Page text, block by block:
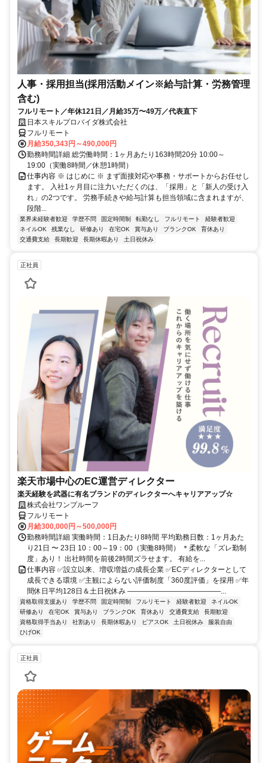
人事・採用担当(採用活動メイン※給与計算・労務管理
含む)
フルリモート／年休121日／月給35万〜49万／代表直下
日本スキルプロバイダ株式会社
フルリモート
月給350,343円～490,000円
勤務時間詳細 総労働時間：1ヶ月あたり163時間20分 10:00～
19:00（実働8時間／休憩1時間）
仕事内容 ※ はじめに ※ まず面接対応や事務・サポートからお任せし
ます。 入社1ヶ月目に注力いただくのは、「採用」と「新人の受け入
れ」の2つです。 労務手続きや給与計算も担当領域に含まれますが、
段階...
業界未経験者歓迎 学歴不問 固定時間制 転勤なし フルリモート
経験者歓迎
ネイルOK
残業なし 研修あり 在宅OK 賞与あり ブランクOK
育休あり
交通費支給
長期歓迎 長期休暇あり 土日祝休み
正社員
楽天市場中心のEC運営ディレクター
楽天経験を武器に有名ブランドのディレクターへキャリアアップ☆
株式会社ワンプルーフ
フルリモート
月給300,000円～500,000円
勤務時間詳細 実働時間：1日あたり8時間 平均勤務日数：1ヶ月あた
り21日 〜 23日 10：00～19：00（実働8時間） ＊柔軟な「ズレ勤制
度」あり！ 出社時間を前後2時間ズラせます。 有給を...
仕事内容 ✅設立以来、増収増益の成長企業 ✅ECディレクターとして
成長できる環境 ✅主観によらない評価制度「360度評価」を採用 ✅年
間休日平均128日＆土日祝休み ―――――――――――――...
資格取得支援あり 学歴不問 固定時間制 フルリモート 経験者歓迎
ネイルOK
研修あり
在宅OK 賞与あり ブランクOK 育休あり 交通費支給
長期歓迎
資格取得手当あり
社割あり 長期休暇あり ピアスOK 土日祝休み
服装自由
ひげOK
正社員